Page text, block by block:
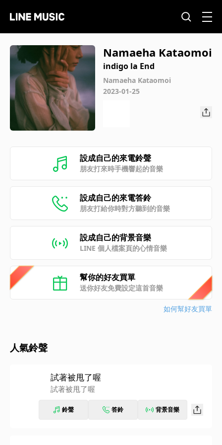
Namaeha Kataomoi
indigo la End
Namaeha Kataomoi
2023-01-25
設成自己的來電鈴聲
朋友打來時手機響起的音樂
設成自己的來電答鈴
朋友打給你時對方聽到的音樂
設成自己的背景音樂
LINE 個人檔案頁的心情音樂
幫你的好友買單
送你好友免費設定這首音樂
如何幫好友買單
人氣鈴聲
試著被甩了喔
試著被甩了喔
鈴聲 答鈴 背景音樂